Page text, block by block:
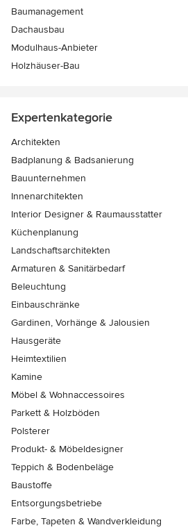
Baumanagement
Dachausbau
Modulhaus-Anbieter
Holzhäuser-Bau
Expertenkategorie
Architekten
Badplanung & Badsanierung
Bauunternehmen
Innenarchitekten
Interior Designer & Raumausstatter
Küchenplanung
Landschaftsarchitekten
Armaturen & Sanitärbedarf
Beleuchtung
Einbauschränke
Gardinen, Vorhänge & Jalousien
Hausgeräte
Heimtextilien
Kamine
Möbel & Wohnaccessoires
Parkett & Holzböden
Polsterer
Produkt- & Möbeldesigner
Teppich & Bodenbeläge
Baustoffe
Entsorgungsbetriebe
Farbe, Tapeten & Wandverkleidung